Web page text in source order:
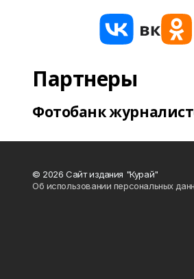
Партнеры
Фотобанк
© 2026 Сайт издания "Курай"
Об использовании персональных